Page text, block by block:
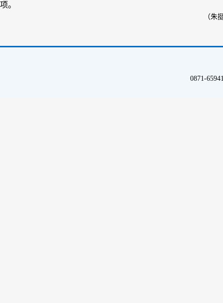
项。
（朱挺、孙成卓
0871-